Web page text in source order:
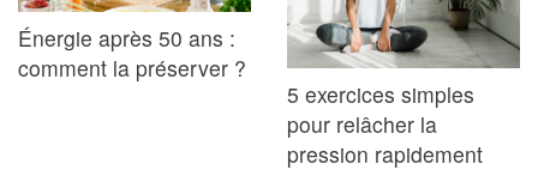
Énergie après 50 ans :
comment la préserver ?
5 exercices simples
pour relâcher la
pression rapidement